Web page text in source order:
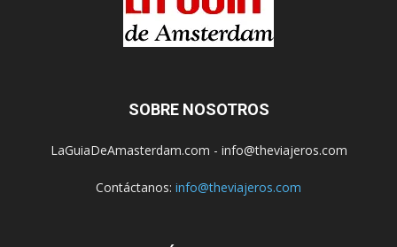
SOBRE NOSOTROS
LaGuiaDeAmasterdam.com - info@theviajeros.com
Contáctanos: info@theviajeros.com